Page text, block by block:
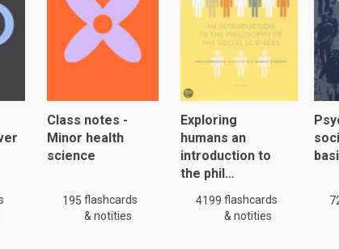
Class notes -
Minor health
science
195 flashcards
& notities
Exploring
humans an
introduction to
the phil…
4199 flashcards
& notities